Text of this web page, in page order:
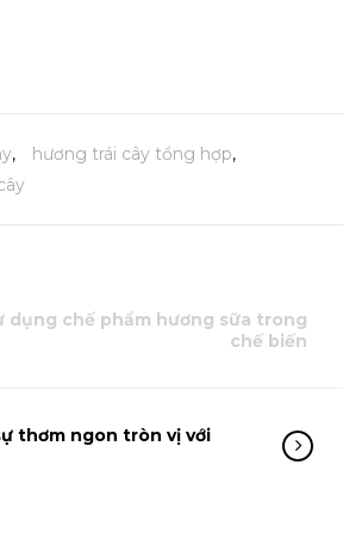
, hương trái cây tổng hợp,
dụng chế phẩm hương sữa trong
chế biến
thơm ngon tròn vị với